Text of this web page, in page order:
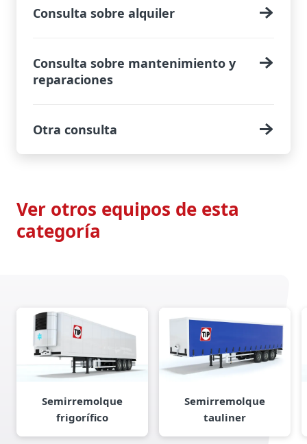
Consulta sobre alquiler
Consulta sobre mantenimiento y
reparaciones
Otra consulta
Ver otros equipos de esta
categoría
Semirremolque
frigorífico
Semirremolque
tauliner